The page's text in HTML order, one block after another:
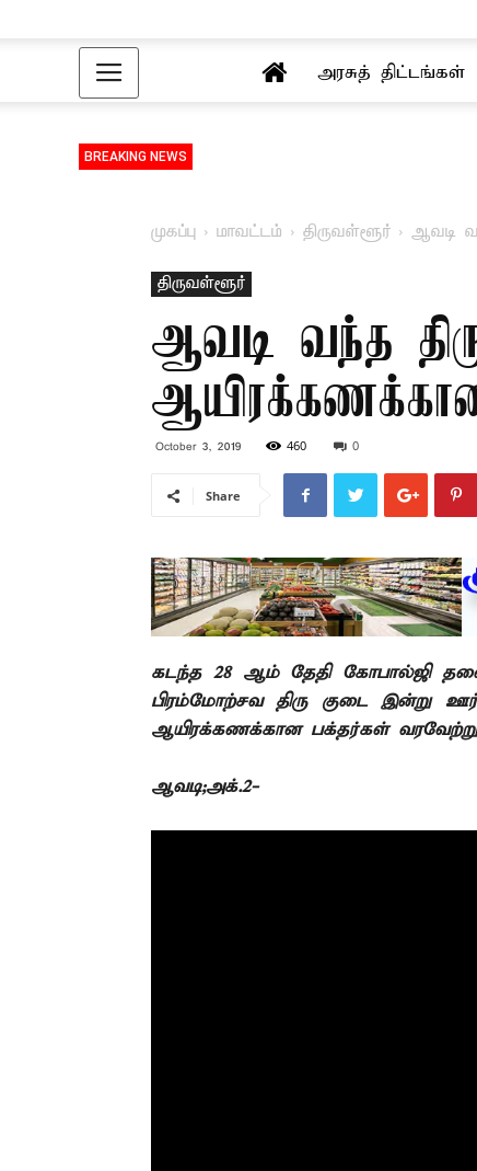
அரசுத் திட்டங்கள்
BREAKING NEWS
முகப்பு மாவட்டம் திருவள்ளூர் ஆவடி
திருவள்ளூர்
ஆவடி வந்த
October 3, 2019 460 0
Share
கடந்த 28 ஆம் தேதி கோபால்ஜி
பிரம்மோற்சவ திரு குடை இன்று
ஆயிரக்கணக்கான பக்தர்கள்
ஆவடி;அக்.2-